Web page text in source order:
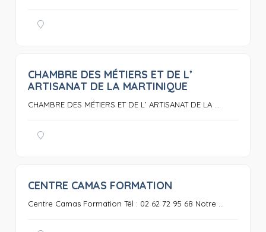
CHAMBRE DES MÉTIERS ET DE L’
ARTISANAT DE LA MARTINIQUE
CHAMBRE DES MÉTIERS ET DE L’ ARTISANAT DE LA ...
CENTRE CAMAS FORMATION
Centre Camas Formation Tél : 02 62 72 95 68 Notre ...